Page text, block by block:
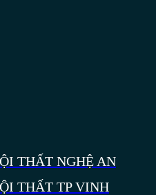
THẤT NGHỆ AN
THẤT TP VINH